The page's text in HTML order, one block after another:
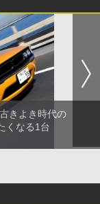
きよき時代の
くなる1台